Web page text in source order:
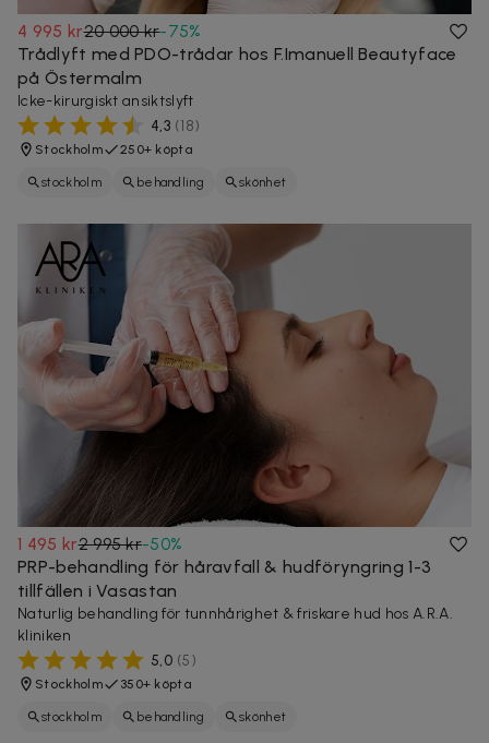
4 995 kr20 000 kr-75%
Trådlyft med PDO-trådar hos F.Imanuell Beautyface
på Östermalm
Icke-kirurgiskt ansiktslyft
4,3 (18)
Stockholm 250+ köpta
stockholm behandling skönhet
1 495 kr2 995 kr-50%
PRP-behandling för håravfall & hudföryngring 1-3
tillfällen i Vasastan
Naturlig behandling för tunnhårighet & friskare hud hos A.R.A.
kliniken
5,0 (5)
Stockholm 350+ köpta
stockholm behandling skönhet